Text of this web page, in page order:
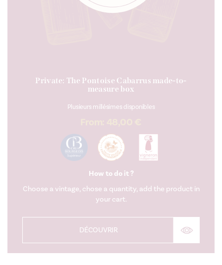
Private: The Pontoise Cabarrus made-to-
measure box
Plusieurs millésimes disponibles
How to do it ?
Choose a vintage, chose a quantity, add the product in
your cart.
DÉCOUVRIR